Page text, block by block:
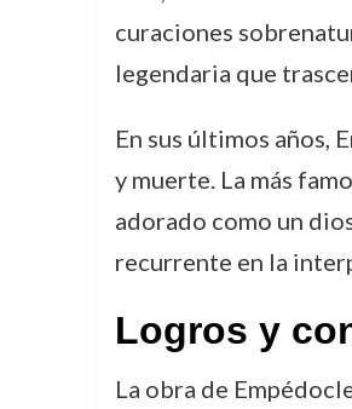
curaciones
legendaria que
En sus últimos años,
y muerte. La más
adorado como un
recurrente en la
Logros y
La obra de